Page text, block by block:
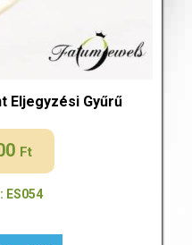
Eljegyzési Gyűrű
Ft
ES054